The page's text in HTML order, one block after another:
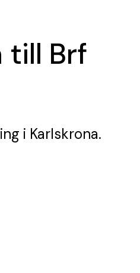
till Brf
i Karlskrona.